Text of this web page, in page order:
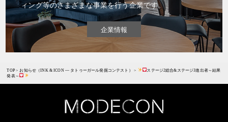
ィング等のさまざまな事業を行う企業です。
企業情報
TOP> お知らせ（INK & ICON ― タトゥーガール発掘コンテスト） >
ステージ2総合&ステージ3進出者～結果
発表～